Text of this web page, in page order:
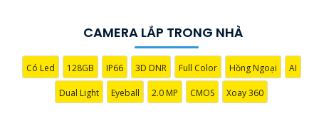
CAMERA LẮP TRONG NHÀ
Có Led 128GB IP66 3D DNR Full Color Hồng Ngoại AI
Dual Light Eyeball 2.0 MP CMOS Xoay 360